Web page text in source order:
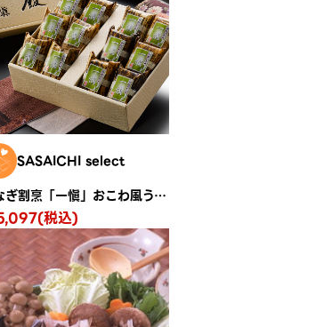
SASAICHI select
うなぎ割烹「一愼」おこわ風うなぎ飯
税込)